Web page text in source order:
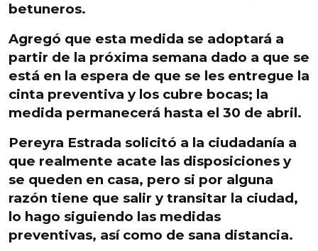
betuneros.
Agregó que esta medida se adoptará a
partir de la próxima semana dado a que se
está en la espera de que se les entregue la
cinta preventiva y los cubre bocas; la
medida permanecerá hasta el 30 de abril.
Pereyra Estrada solicitó a la ciudadanía a
que realmente acate las disposiciones y
se queden en casa, pero si por alguna
razón tiene que salir y transitar la ciudad,
lo hago siguiendo las medidas
preventivas, así como de sana distancia.